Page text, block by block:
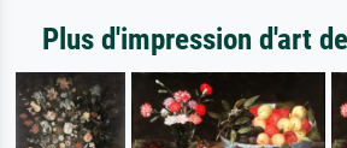
Plus d'impression d'art